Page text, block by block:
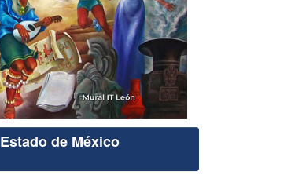
Estado de México